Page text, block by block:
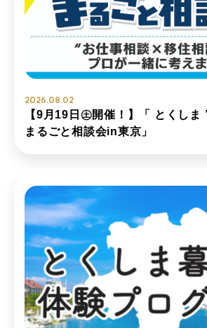
2026.08.02
【9月19日㊏開催！】「 とくしま
まるごと相談会in東京」